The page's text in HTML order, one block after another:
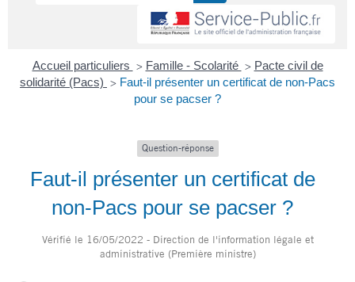
Accueil particuliers > Famille - Scolarité > Pacte civil de
solidarité (Pacs) > Faut-il présenter un certificat de non-Pacs
pour se pacser ?
Question-réponse
Faut-il présenter un certificat de
non-Pacs pour se pacser ?
Vérifié le 16/05/2022 - Direction de l'information légale et
administrative (Première ministre)